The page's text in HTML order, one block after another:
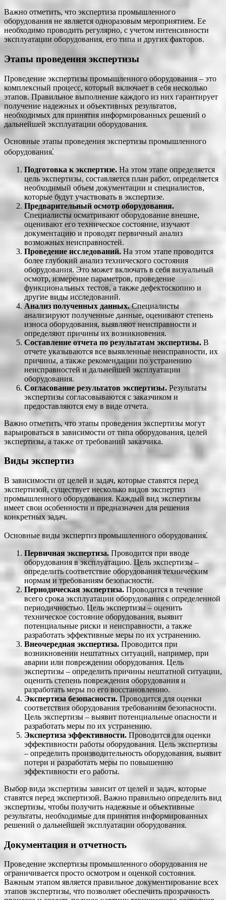
Важно отметить, что экспертиза промышленного
оборудования не является одноразовым мероприятием. Ее
необходимо проводить регулярно, с учетом интенсивности
эксплуатации оборудования, его типа и других факторов.
Этапы проведения экспертизы
Проведение экспертизы промышленного оборудования – это
комплексный процесс, который включает в себя несколько
этапов. Правильное выполнение каждого из них гарантирует
получение надежных и объективных результатов,
необходимых для принятия информированных решений о
дальнейшей эксплуатации оборудования.
Основные этапы проведения экспертизы промышленного
оборудования⁚
Подготовка к экспертизе. На этом этапе определяется
цель экспертизы, составляется план работ, определяется
необходимый объем документации и специалистов,
которые будут участвовать в экспертизе.
Предварительный осмотр оборудования.
Специалисты осматривают оборудование внешне,
оценивают его техническое состояние, изучают
документацию и проводят первичный анализ
возможных неисправностей.
Проведение исследований. На этом этапе проводится
более глубокий анализ технического состояния
оборудования. Это может включать в себя визуальный
осмотр, измерение параметров, проведение
функциональных тестов, а также дефектоскопию и
другие виды исследований.
Анализ полученных данных.Специалисты
анализируют полученные данные, оценивают степень
износа оборудования, выявляют неисправности и
определяют причины их возникновения.
Составление отчета по результатам экспертизы. В
отчете указываются все выявленные неисправности, их
причины, а также рекомендации по устранению
неисправностей и дальнейшей эксплуатации
оборудования.
Согласование результатов экспертизы. Результаты
экспертизы согласовываются с заказчиком и
предоставляются ему в виде отчета.
Важно отметить, что этапы проведения экспертизы могут
варьироваться в зависимости от типа оборудования, целей
экспертизы, а также от требований заказчика.
Виды экспертиз
В зависимости от целей и задач, которые ставятся перед
экспертизой, существует несколько видов экспертиз
промышленного оборудования. Каждый вид экспертизы
имеет свои особенности и предназначен для решения
конкретных задач.
Основные виды экспертиз промышленного оборудования⁚
Первичная экспертиза. Проводится при вводе
оборудования в эксплуатацию. Цель экспертизы –
определить соответствие оборудования техническим
нормам и требованиям безопасности.
Периодическая экспертиза. Проводится в течение
всего срока эксплуатации оборудования с определенной
периодичностью. Цель экспертизы – оценить
техническое состояние оборудования, выявит
потенциальные риски и неисправности, а также
разработать эффективные меры по их устранению.
Внеочередная экспертиза. Проводится при
возникновении нештатных ситуаций, например, при
аварии или повреждении оборудования. Цель
экспертизы – определить причины нештатной ситуации,
оценить степень повреждения оборудования и
разработать меры по его восстановлению.
Экспертиза безопасности. Проводится для оценки
соответствия оборудования требованиям безопасности.
Цель экспертизы – выявит потенциальные опасности и
разработать меры по их устранению.
Экспертиза эффективности. Проводится для оценки
эффективности работы оборудования. Цель экспертизы
– определить производительность оборудования, выявит
потери и разработать меры по повышению
эффективности его работы.
Выбор вида экспертизы зависит от целей и задач, которые
ставятся перед экспертизой. Важно правильно определить вид
экспертизы, чтобы получить надежные и объективные
результаты, необходимые для принятия информированных
решений о дальнейшей эксплуатации оборудования.
Документация и отчетность
Проведение экспертизы промышленного оборудования не
ограничивается просто осмотром и оценкой состояния.
Важным этапом является правильное документирование всех
этапов экспертизы, что позволяет обеспечить прозрачность